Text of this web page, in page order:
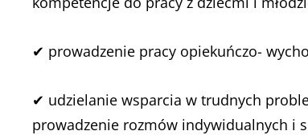
✔ prowadzenie pracy opiekuńczo-
✔ udzielanie wsparcia w trudnych
prowadzenie rozmów indywidualnych i